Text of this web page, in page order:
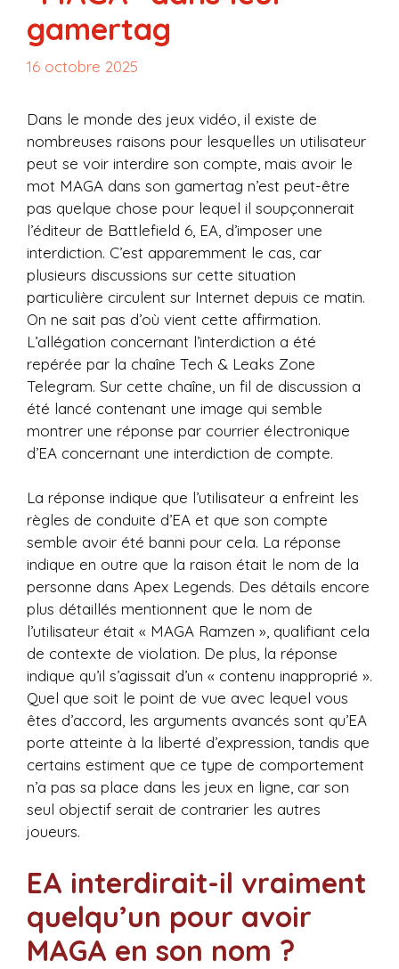
gamertag
16 octobre 2025
Dans le monde des jeux vidéo, il existe de
nombreuses raisons pour lesquelles un utilisateur
peut se voir interdire son compte, mais avoir le
mot MAGA dans son gamertag n’est peut-être
pas quelque chose pour lequel il soupçonnerait
l’éditeur de Battlefield 6, EA, d’imposer une
interdiction. C’est apparemment le cas, car
plusieurs discussions sur cette situation
particulière circulent sur Internet depuis ce matin.
On ne sait pas d’où vient cette affirmation.
L’allégation concernant l’interdiction a été
repérée par la chaîne Tech & Leaks Zone
Telegram. Sur cette chaîne, un fil de discussion a
été lancé contenant une image qui semble
montrer une réponse par courrier électronique
d’EA concernant une interdiction de compte.
La réponse indique que l’utilisateur a enfreint les
règles de conduite d’EA et que son compte
semble avoir été banni pour cela. La réponse
indique en outre que la raison était le nom de la
personne dans Apex Legends. Des détails encore
plus détaillés mentionnent que le nom de
l’utilisateur était « MAGA Ramzen », qualifiant cela
de contexte de violation. De plus, la réponse
indique qu’il s’agissait d’un « contenu inapproprié ».
Quel que soit le point de vue avec lequel vous
êtes d’accord, les arguments avancés sont qu’EA
porte atteinte à la liberté d’expression, tandis que
certains estiment que ce type de comportement
n’a pas sa place dans les jeux en ligne, car son
seul objectif serait de contrarier les autres
joueurs.
EA interdirait-il vraiment
quelqu’un pour avoir
MAGA en son nom ?